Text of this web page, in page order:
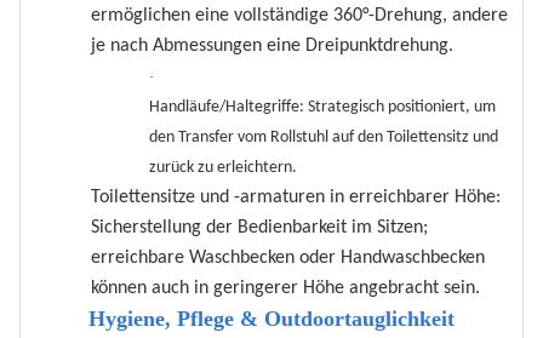
ermöglichen eine vollständige 360°-Drehung, andere
je nach Abmessungen eine Dreipunktdrehung.
·
Handläufe/Haltegriffe: Strategisch positioniert, um
den Transfer vom Rollstuhl auf den Toilettensitz und
zurück zu erleichtern.
Toilettensitze und -armaturen in erreichbarer Höhe:
Sicherstellung der Bedienbarkeit im Sitzen;
erreichbare Waschbecken oder Handwaschbecken
können auch in geringerer Höhe angebracht sein.
Hygiene, Pflege & Outdoortauglichkeit